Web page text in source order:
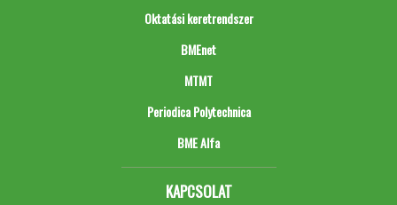
Oktatási keretrendszer
BMEnet
MTMT
Periodica Polytechnica
BME Alfa
KAPCSOLAT